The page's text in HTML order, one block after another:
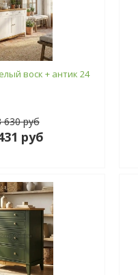
воск + антик 24
630 руб
руб